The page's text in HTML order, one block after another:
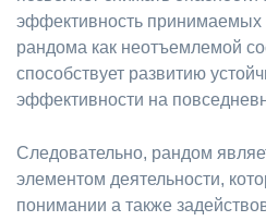
эффективность
рандома как неотъемлемой
способствует развитию
эффективности на
Следовательно, рандом
элементом деятельности,
понимании а также